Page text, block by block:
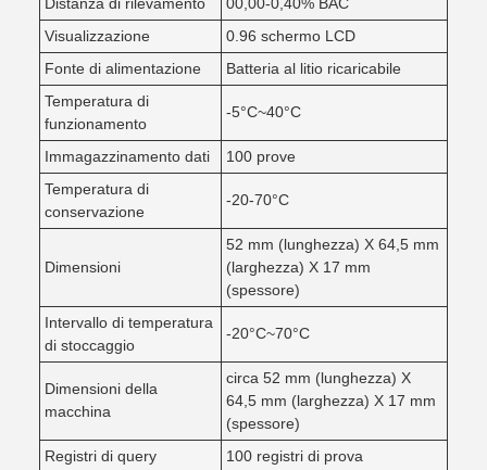
Visualizzazione
0.96 schermo LCD
Fonte di alimentazione
Batteria al litio ricaricabile
Temperatura di
funzionamento
-5°C~40°C
Immagazzinamento dati
100 prove
Temperatura di
conservazione
-20-70°C
Dimensioni
52 mm (lunghezza) X 64,5 mm
(larghezza) X 17 mm
(spessore)
Intervallo di temperatura
di stoccaggio
-20°C~70°C
Dimensioni della
macchina
circa 52 mm (lunghezza) X
64,5 mm (larghezza) X 17 mm
(spessore)
Registri di query
100 registri di prova